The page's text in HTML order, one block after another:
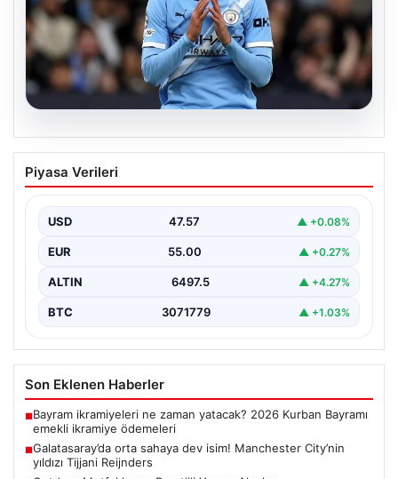
05.08.2026
Galatasaray’da orta sahaya dev isim!
Manchester City’nin yıldızı Tijjani
{"title": "Galatasaray Orta Sahaya Dev Transferle
Reijnders"}, "content": "Yaz…
Piyasa Verileri
USD 47.57 ▲ +0.08%
EUR 55.00 ▲ +0.27%
ALTIN 6497.5 ▲ +4.27%
BTC 3071779 ▲ +1.03%
Son Eklenen Haberler
■Bayram ikramiyeleri ne zaman yatacak? 2026 Kurban Bayramı
emekli ikramiye ödemeleri
■Galatasaray’da orta sahaya dev isim! Manchester City’nin
yıldızı Tijjani Reijnders